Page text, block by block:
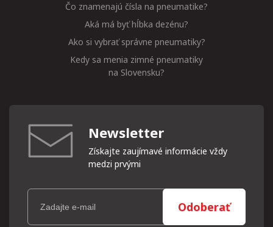
Čo znamenajú čísla na pneumatike?
Aká má byť hĺbka dezénu?
Ako si vybrať správne pneumatiky?
Kedy sa menia zimné pneumatiky
na Slovensku?
Newsletter
Získajte zaujímavé informácie vždy
medzi prvými
Odoberať